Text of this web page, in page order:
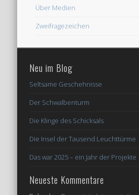
Über Medien
Zweifragezeichen
Neu im Blog
Seltsame Geschehnisse
Der Schwalbenturm
Die Klinge des Schicksals
Die Insel der Tausend Leuchttürme
Das war 2025 – ein Jahr der Projekte
Neueste Kommentare